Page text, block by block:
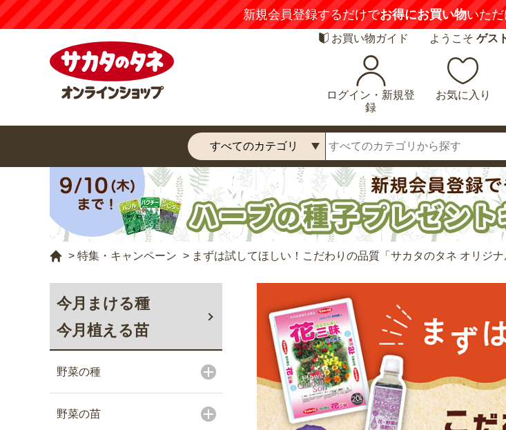
新規会員登録するだけでお得にお買い物いた
お買い物ガイド ようこそ ゲス
ログイン・新規登
録
お気に入り
> 特集・キャンペーン > まずは試してほしい！こだわりの品質「サカタのタネ オリジナ
今月まける種
今月植える苗
野菜の種
野菜の苗